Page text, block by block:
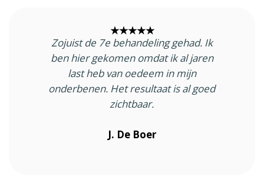
★★★★★
Zojuist de 7e behandeling gehad. Ik
ben hier gekomen omdat ik al jaren
last heb van oedeem in mijn
onderbenen. Het resultaat is al goed
zichtbaar.
J. De Boer